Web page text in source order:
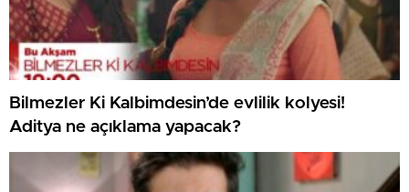
Bilmezler Ki Kalbimdesin’de evlilik kolyesi!
Aditya ne açıklama yapacak?